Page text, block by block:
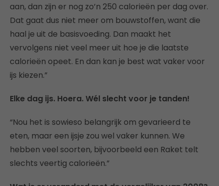
aan, dan zijn er nog zo’n 250 calorieën per dag over.
Dat gaat dus niet meer om bouwstoffen, want die
haal je uit de basisvoeding. Dan maakt het
vervolgens niet veel meer uit hoe je die laatste
calorieën opeet. En dan kan je best wat vaker voor
ijs kiezen.”
Elke dag ijs. Hoera. Wél slecht voor je tanden!
“Nou het is sowieso belangrijk om gevarieerd te
eten, maar een ijsje zou wel vaker kunnen. We
hebben veel soorten, bijvoorbeeld een Raket telt
slechts veertig calorieën.”